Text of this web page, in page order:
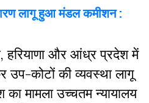
लागू हुआ मंडल कमीशन :
हरियाणा और आंध्र प्रदेश में
उप-कोटों की व्यवस्था लागू
मामला उच्चतम न्यायालय